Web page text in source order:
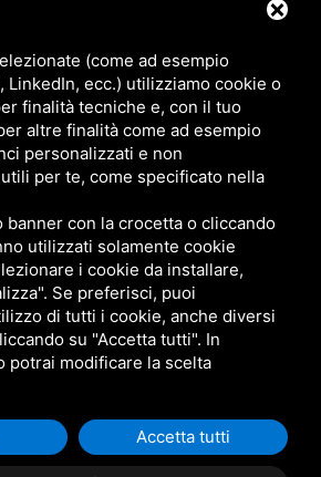
(come ad esempio
LinkedIn, ecc.) utilizziamo cookie o
finalità tecniche e, con il tuo
altre finalità come ad esempio
personalizzati e non
per te, come specificato nella
banner con la crocetta o cliccando
utilizzati solamente cookie
i cookie da installare,
Se preferisci, puoi
di tutti i cookie, anche diversi
su "Accetta tutti". In
potrai modificare la scelta
Accetta tutti